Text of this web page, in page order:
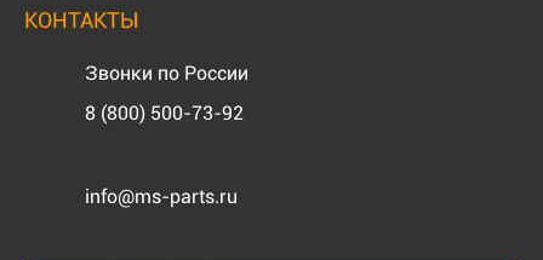
КОНТАКТЫ
Звонки по России
8 (800) 500-73-92
info@ms-parts.ru